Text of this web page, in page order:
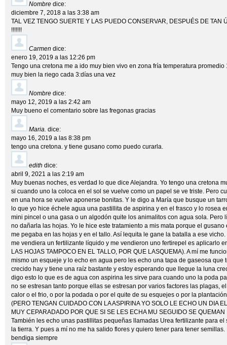
Nombre dice:
diciembre 7, 2018 a las 3:38 am
TAL VEZ TENGO SUERTE Y LAS PUEDO CONSERVAR, DESPUÉS DE TAN
!!!!!!!
Carmen dice:
enero 19, 2019 a las 12:26 pm
Tengo una cretona me a ido muy bien vivo en zona fría temperatura
muy bien la riego cada 3:días una vez
Nombre dice:
mayo 12, 2019 a las 2:42 am
Muy bueno el comentario sobre las fregonas gracias
Maria. dice:
mayo 16, 2019 a las 8:38 pm
tengo una cretona. y tiene gusano como puedo curarla.
edith dice:
abril 9, 2021 a las 2:19 am
Muy buenas noches, es verdad lo que dice Alejandra. Yo tengo una cretona
si cuando uno la coloca en el sol se vuelve como un papel se ve triste. Pero
en una hora se vuelve aponerse bonitas. Y le digo a María que busque un
lo que yo hice échele agua una pastillita de aspirina y en el frasco y lo rosea
mini pincel o una gasa o un algodón quite los animalitos con agua sola. Pero
no dañarla las hojas. Yo le hice este tratamiento a mis mata porque el
me pegaba en las hojas y en el tallo. Así lequita le gane la batalla a ese
me vendiera un fertilizante líquido y me vendieron uno fertirepel es aplicarlo
LAS HOJAS TAMPOCO EN EL TALLO, POR QUE LASQUEMA). A mí me
mismo un esqueje y lo echo en agua pero les echo una tapa de gaseosa que
crecido hay y tiene una raíz bastante y estoy esperando que llegue la luna
digo esto lo que es de agua con aspirina les sirve para cuando uno la poda
no se estresan tanto porque ellas se estresan por varios factores las plagas,
calor o el frio, o por la podada o por el quite de su esquejes o por la
(PERO TENGAN CUIDADO CON LA ASPIRINA YO SOLO LE ECHO UN DIA
MUY CEPARADADO POR QUE SI SE LES ECHA MU SEGUIDO SE
También les echo unas pastillitas pequeñas llamadas Urea fertilizante para
la tierra. Y pues a mí no me ha salido flores y quiero tener para tener
bendiga siempre